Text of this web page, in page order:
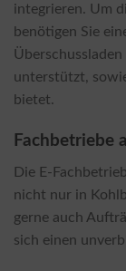
integrieren. Um
benötigen Sie
unterstützt,
bietet.
Fachbetriebe
Die E-
nicht nur in
gerne auch
sich einen